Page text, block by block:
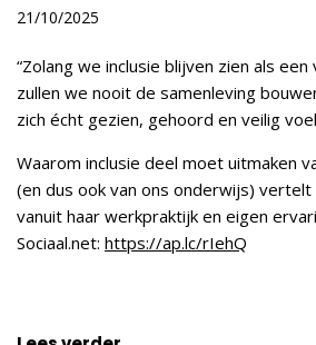
21/10/2025
“Zolang we inclusie blijven zien als
zullen we nooit de samenleving
zich écht gezien, gehoord en veilig
Waarom inclusie deel moet uitmaken
(en dus ook van ons onderwijs) vertelt
vanuit haar werkpraktijk en eigen
Sociaal.net: https://ap.lc/rIehQ